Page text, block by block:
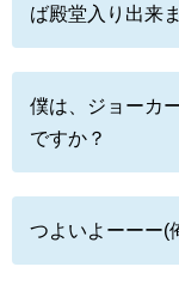
ば殿堂入り出来ま
僕は、ジョーカ
ですか？
つよいよーーー(